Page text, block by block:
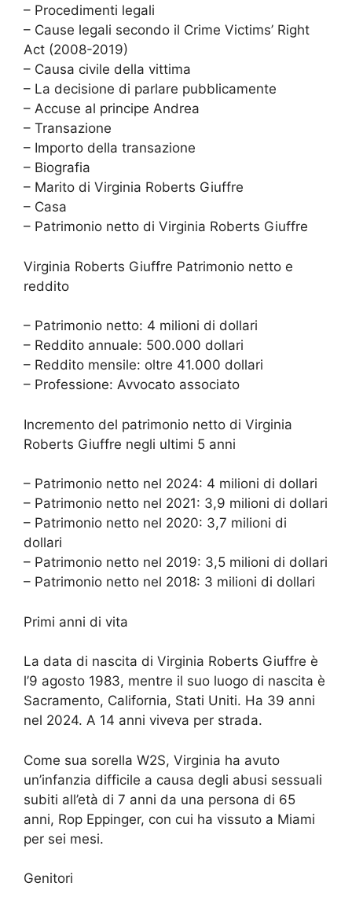
– Procedimenti legali
– Cause legali secondo il Crime Victims’ Right
Act (2008-2019)
– Causa civile della vittima
– La decisione di parlare pubblicamente
– Accuse al principe Andrea
– Transazione
– Importo della transazione
– Biografia
– Marito di Virginia Roberts Giuffre
– Casa
– Patrimonio netto di Virginia Roberts Giuffre
Virginia Roberts Giuffre Patrimonio netto e
reddito
– Patrimonio netto: 4 milioni di dollari
– Reddito annuale: 500.000 dollari
– Reddito mensile: oltre 41.000 dollari
– Professione: Avvocato associato
Incremento del patrimonio netto di Virginia
Roberts Giuffre negli ultimi 5 anni
– Patrimonio netto nel 2024: 4 milioni di dollari
– Patrimonio netto nel 2021: 3,9 milioni di dollari
– Patrimonio netto nel 2020: 3,7 milioni di
dollari
– Patrimonio netto nel 2019: 3,5 milioni di dollari
– Patrimonio netto nel 2018: 3 milioni di dollari
Primi anni di vita
La data di nascita di Virginia Roberts Giuffre è
l’9 agosto 1983, mentre il suo luogo di nascita è
Sacramento, California, Stati Uniti. Ha 39 anni
nel 2024. A 14 anni viveva per strada.
Come sua sorella W2S, Virginia ha avuto
un’infanzia difficile a causa degli abusi sessuali
subiti all’età di 7 anni da una persona di 65
anni, Rop Eppinger, con cui ha vissuto a Miami
per sei mesi.
Genitori